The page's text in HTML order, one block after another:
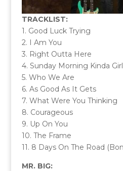
TRACKLIST:
1. Good Luck Trying
2. I Am You
3. Right Outta Here
4. Sunday Morning Kinda Girl
5. Who We Are
6. As Good As It Gets
7. What Were You Thinking
8. Courageous
9. Up On You
10. The Frame
11. 8 Days On The Road
MR. BIG: